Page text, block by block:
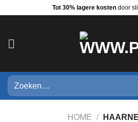
Tot 30% lagere kosten door
Zoeken
naar:
HOME /